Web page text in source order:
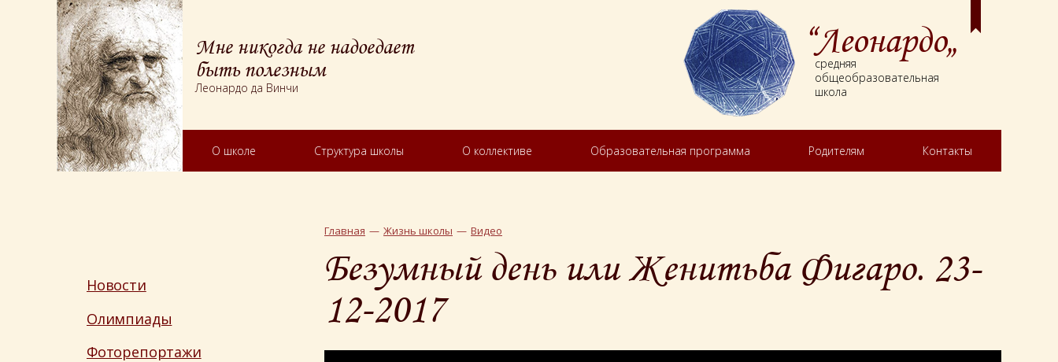
Мне никогда не надоедает
быть полезным
Леонардо да Винчи
“Леонардо„
средняя
общеобразовательная
школа
О школе Структура школы О коллективе Образовательная программа Родителям Контакты
Главная Жизнь школы Видео
Безумный день или Женитьба Фигаро. 23-
12-2017
Новости
Олимпиады
Фоторепортажи